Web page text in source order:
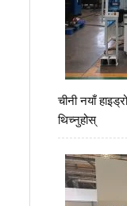
चीनी नयाँ
थिच्नुहोस्